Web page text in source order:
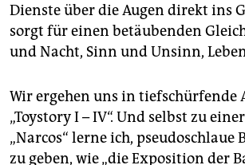
Dienste über die Augen direkt ins
sorgt für einen betäubenden
und Nacht, Sinn und Unsinn,
Wir ergehen uns in tiefschürfende
„Toystory I – IV“. Und selbst zu
„Narcos“ lerne ich, pseudoschlaue
zu geben, wie „die Exposition der